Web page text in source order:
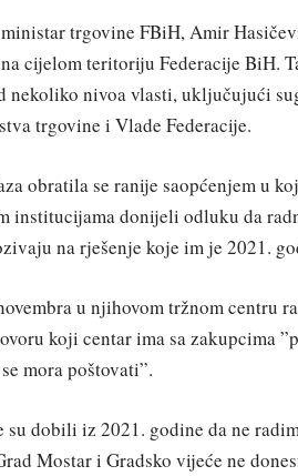
trgovine FBiH, Amir
cijelom teritoriju Federacije BiH.
nivoa vlasti, uključujući
trgovine i Vlade Federacije.
obratila se ranije saopćenjem u
institucijama donijeli odluku da
na rješenje koje im je 2021.
u njihovom tržnom centru
koji centar ima sa zakupcima
mora poštovati”.
su dobili iz 2021. godine da ne
Mostar i Gradsko vijeće ne